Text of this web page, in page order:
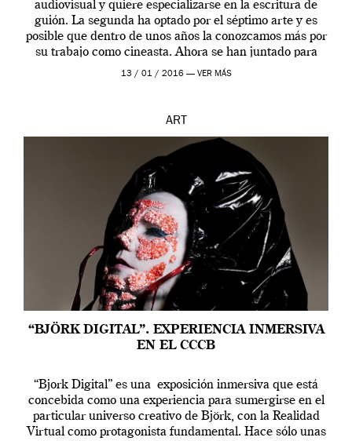
audiovisual y quiere especializarse en la escritura de
guión. La segunda ha optado por el séptimo arte y es
posible que dentro de unos años la conozcamos más por
su trabajo como cineasta. Ahora se han juntado para
contarnos una […]
13 / 01 / 2016 — VER MÁS
ART
“BJÖRK DIGITAL”. EXPERIENCIA INMERSIVA
EN EL CCCB
“Bjork Digital” es una exposición inmersiva que está
concebida como una experiencia para sumergirse en el
particular universo creativo de Björk, con la Realidad
Virtual como protagonista fundamental. Hace sólo unas